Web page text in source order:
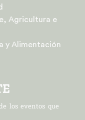
Agricultura e
y Alimentación
los eventos que